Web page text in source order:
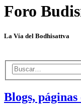
Foro
La Vía del Bodhisattva
Blogs,